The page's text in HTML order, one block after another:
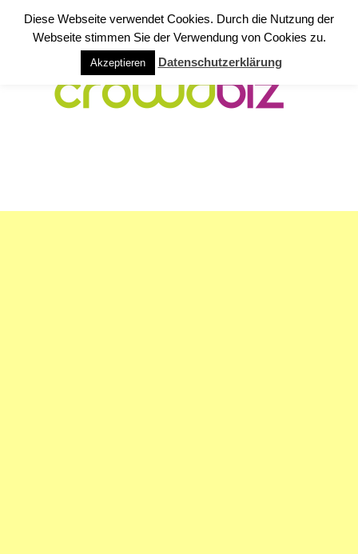
Diese Webseite verwendet Cookies. Durch die Nutzung der
Webseite stimmen Sie der Verwendung von Cookies zu.
Akzeptieren Datenschutzerklärung